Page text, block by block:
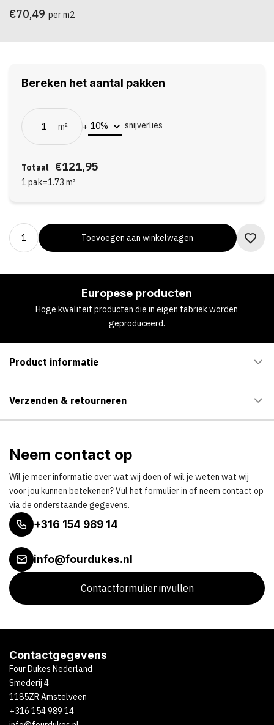
€70,49 per m2
Bereken het aantal pakken
m² + snijverlies
Totaal €121,95
1 pak=1.73 m²
Toevoegen aan winkelwagen
Europese producten
Hoge kwaliteit producten die in eigen fabriek worden
geproduceerd.
Product informatie
Verzenden & retourneren
Neem contact op
Wil je meer informatie over wat wij doen of wil je weten wat wij
voor jou kunnen betekenen? Vul het formulier in of neem contact op
via de onderstaande gegevens.
+316 154 989 14
info@fourdukes.nl
Contactformulier invullen
Contactgegevens
Four Dukes Nederland
Smederij 4
1185ZR Amstelveen
+316 154 989 14